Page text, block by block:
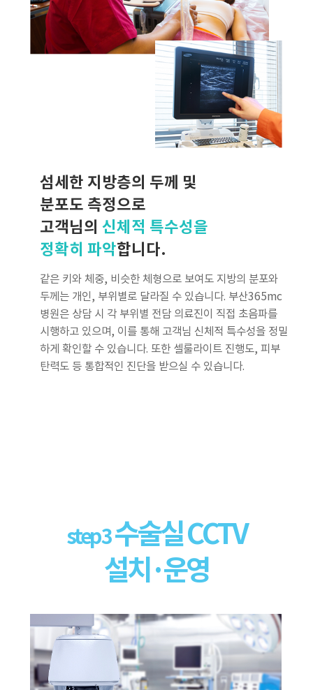
섬세한 지방층의 두께 및
분포도 측정으로
고객님의신체적 특수성을
정확히 파악합니다.
같은 키와 체중, 비슷한 체형으로 보여도 지방의 분포와
두께는 개인, 부위별로 달라질 수 있습니다. 부산365mc
병원은 상담 시 각 부위별 전담 의료진이 직접 초음파를
시행하고 있으며, 이를 통해 고객님 신체적 특수성을 정밀
하게 확인할 수 있습니다. 또한 셀룰라이트 진행도, 피부
탄력도 등 통합적인 진단을 받으실 수 있습니다.
step 3수술실 CCTV
설치·운영